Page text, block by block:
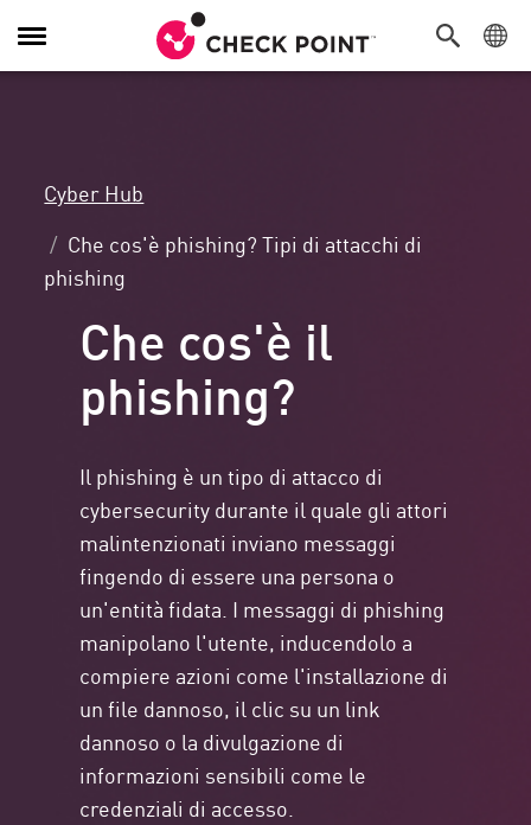
Attiva/Disattiva
navigazione
Cyber Hub
Che cos'è phishing? Tipi di attacchi di
phishing
Che cos'è il
phishing?
Il phishing è un tipo di attacco di
cybersecurity durante il quale gli attori
malintenzionati inviano messaggi
fingendo di essere una persona o
un'entità fidata. I messaggi di phishing
manipolano l'utente, inducendolo a
compiere azioni come l'installazione di
un file dannoso, il clic su un link
dannoso o la divulgazione di
informazioni sensibili come le
credenziali di accesso.